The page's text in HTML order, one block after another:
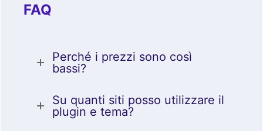
FAQ
Perché i prezzi sono così
bassi?
Su quanti siti posso utilizzare il
plugin e tema?